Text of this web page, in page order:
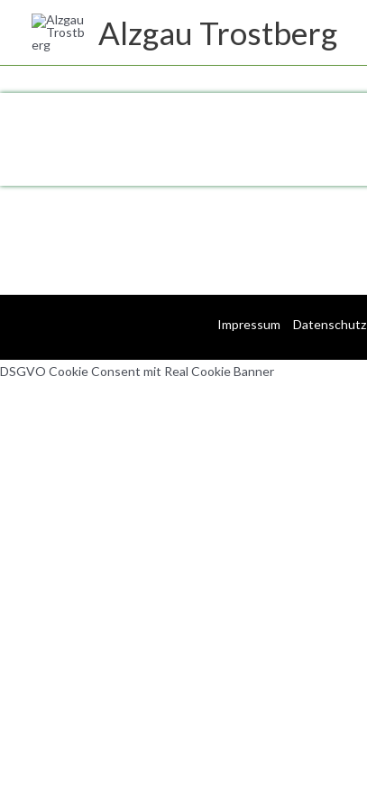
Alzgau Trostberg
Impressum Datenschutz
DSGVO Cookie Consent mit Real Cookie Banner